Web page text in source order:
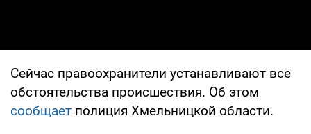
Сейчас правоохранители устанавливают все
обстоятельства происшествия. Об этом
сообщает полиция Хмельницкой области.